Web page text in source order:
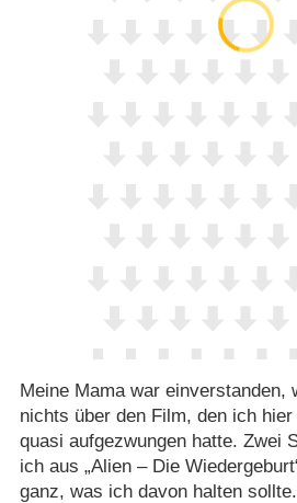
Meine Mama war einverstanden,
nichts über den Film, den ich
quasi aufgezwungen hatte. Zwei
ich aus „Alien – Die
ganz, was ich davon halten